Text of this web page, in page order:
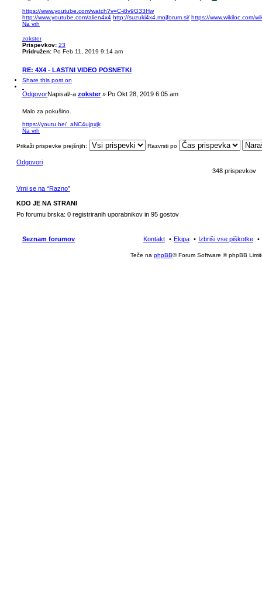
https://www.youtube.com/watch?v=C-i8v9G33Hw
http://www.youtube.com/alien4x4 http://suzuki4x4.mojforum.si/ https://www.wikiloc.com/
Na vrh
zokster
Prispevkov: 23
Pridružen: Po Feb 11, 2019 9:14 am
RE: 4X4 - LASTNI VIDEO POSNETKI
Share this post on
OdgovorNapisal/-a zokster» Po Okt 28, 2019 6:05 am
Malo za pokušino.
https://youtu.be/_aNC4ujpxjk
Na vrh
Prikaži prispevke prejšnjih: Razvrsti po
Odgovori
348 prispevkov
Vrni se na “Razno”
KDO JE NA STRANI
Po forumu brska: 0 registriranih uporabnikov in 95 gostov
Seznam forumov Izbriši vse piškotke
Ekipa
Kontakt
Teče na phpBB® Forum Software © phpBB